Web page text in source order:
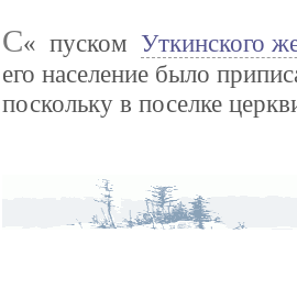
С пуском Уткинского
его население было
поскольку в поселке